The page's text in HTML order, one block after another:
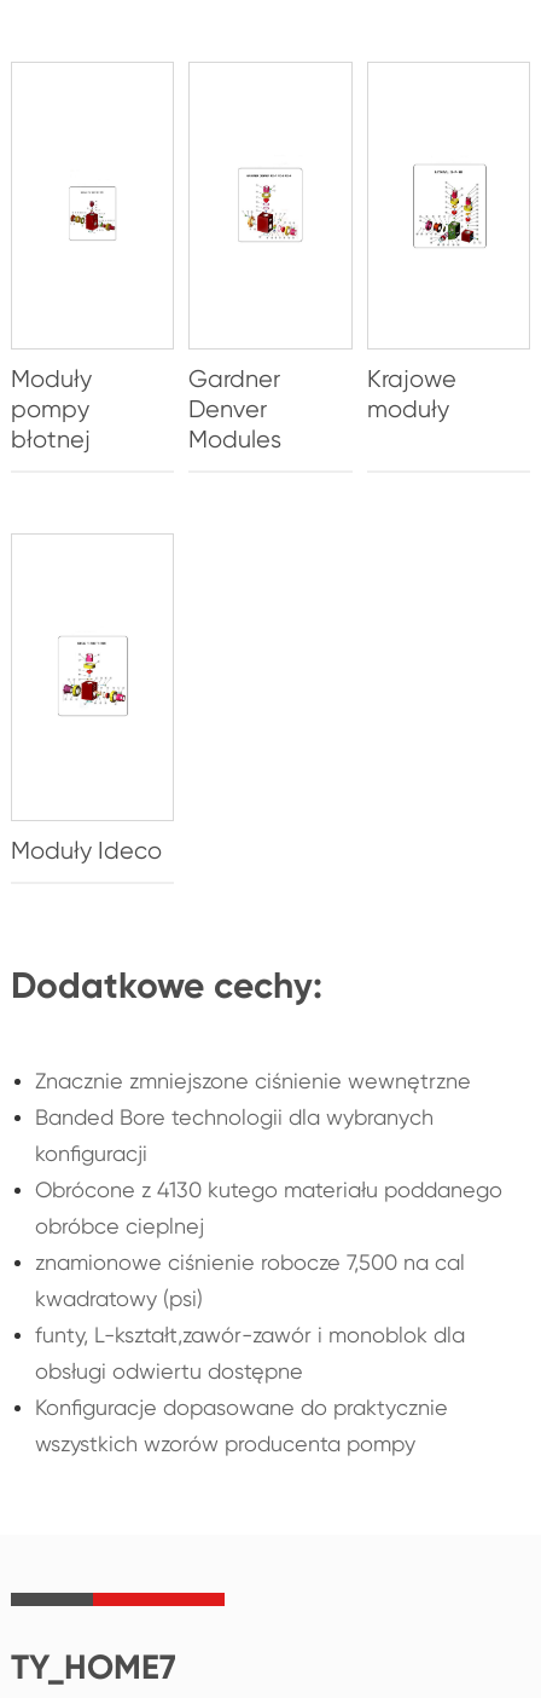
Moduły
pompy
błotnej
Gardner
Denver
Modules
Krajowe
moduły
Moduły Ideco
Dodatkowe cechy:
Znacznie zmniejszone ciśnienie wewnętrzne
Banded Bore technologii dla wybranych
konfiguracji
Obrócone z 4130 kutego materiału poddanego
obróbce cieplnej
znamionowe ciśnienie robocze 7,500 na cal
kwadratowy (psi)
funty, L-kształt,zawór-zawór i monoblok dla
obsługi odwiertu dostępne
Konfiguracje dopasowane do praktycznie
wszystkich wzorów producenta pompy
TY_HOME7